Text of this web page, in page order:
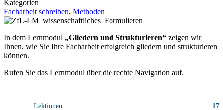
Kategorien
Facharbeit schreiben, Methoden
In dem Lernmodul „Gliedern und Strukturieren“ zeigen wir
Ihnen, wie Sie Ihre Facharbeit erfolgreich gliedern und strukturieren
können.
Rufen Sie das Lernmodul über die rechte Navigation auf.
Lektionen 17